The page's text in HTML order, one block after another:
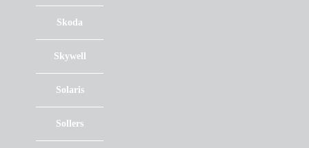
Skoda
Skywell
Solaris
Sollers